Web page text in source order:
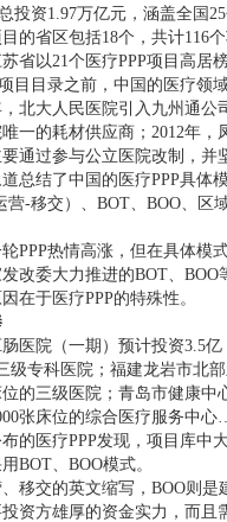
投资1.97万亿元，涵盖全国
的省区包括18个，共计116
省以21个医疗PPP项目高居榜
目目录之前，中国的医疗领
北大人民医院引入九州通公
一的耗材供应商；2012年，
通过参与公立医院改制，并
总结了中国的医疗PPP具体
营-移交）、BOT、BOO、区
PPP热情高涨，但在具体模
改委大力推进的BOT、BOO
在于医疗PPP的特殊性。
医院（一期）预计投资3.5
级专科医院；福建龙岩市北
的三级医院；青岛市健康中
张床位的综合医疗服务中
的医疗PPP发现，项目库中
BOT、BOO模式。
移交的英文缩写，BOO则是
资方雄厚的资金实力，而且